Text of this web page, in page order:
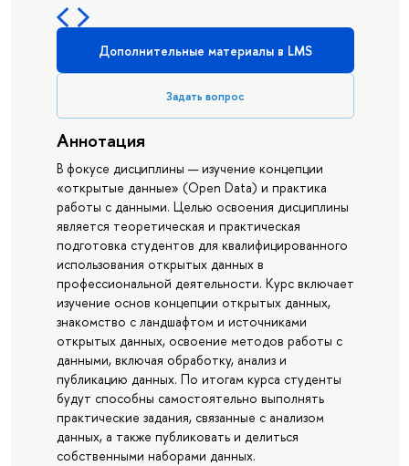
Дополнительные материалы в LMS
Задать вопрос
Аннотация
В фокусе дисциплины — изучение концепции
«открытые данные» (Open Data) и практика
работы с данными. Целью освоения дисциплины
является теоретическая и практическая
подготовка студентов для квалифицированного
использования открытых данных в
профессиональной деятельности. Курс включает
изучение основ концепции открытых данных,
знакомство с ландшафтом и источниками
открытых данных, освоение методов работы с
данными, включая обработку, анализ и
публикацию данных. По итогам курса студенты
будут способны самостоятельно выполнять
практические задания, связанные с анализом
данных, а также публиковать и делиться
собственными наборами данных.